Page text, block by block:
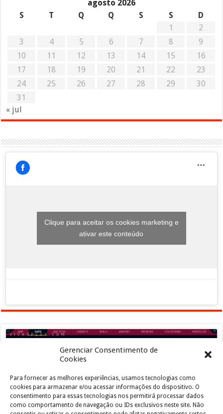
Gerenciar Consentimento de
Cookies
Para fornecer as melhores experiências, usamos tecnologias como
cookies para armazenar e/ou acessar informações do dispositivo. O
consentimento para essas tecnologias nos permitirá processar dados
como comportamento de navegação ou IDs exclusivos neste site. Não
agosto 2026
S
T Q Q S S
D
1
2
3
4 5 6 7 8
9
10
11 12 13 14 15
16
17
18 19 20 21 22
23
24
25 26 27 28 29
30
31
« jul
Clique para aceitar os cookies marketing e
ativar este conteúdo
Clique para aceitar os cookies marketing e
ativar este conteúdo